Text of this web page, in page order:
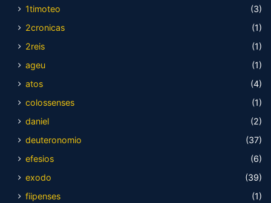
1timoteo
(3)
2cronicas
(1)
2reis
(1)
ageu
(1)
atos
(4)
colossenses
(1)
daniel
(2)
deuteronomio
(37)
efesios
(6)
exodo
(39)
fiipenses
(1)